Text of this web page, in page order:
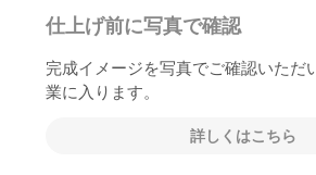
仕上げ前に写真で確認
完成イメージを写真でご確認いただ
業に入ります。
詳しくはこちら